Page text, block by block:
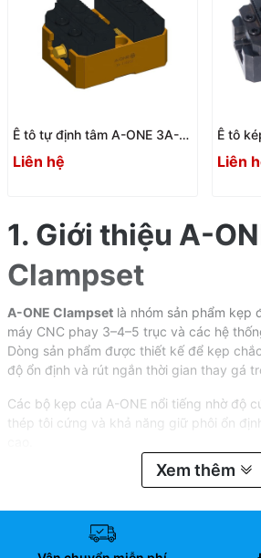
Ê tô tự định tâm A-ONE 3A-
110222
Liên hệ
Ê tô
Liên
1. Giới thiệu A-
Clampset
A-ONE Clampsetlà nhóm sản phẩm kẹp
máy CNC phay 3–4–5 trục và các hệ
Dòng sản phẩm được thiết kế để kẹp
độ ổn định và rút ngắn thời gian thay gá
Các bộ kẹp của A-ONE nổi tiếng nhờ độ
thép tôi cứng và khả năng giữ phôi ổn
2. Đặc điểm nổi
Kẹp chắc chắn –
Xem thêm